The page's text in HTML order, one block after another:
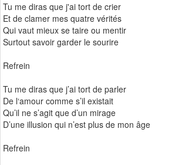
Tu me diras que j'ai tort de crier
Et de clamer mes quatre vérités
Qui vaut mieux se taire ou mentir
Surtout savoir garder le sourire
Refrein
Tu me diras que j’ai tort de parler
De l‘amour comme s’il existait
Qu’il ne s’agit que d’un mirage
D’une illusion qui n’est plus de mon âge
Refrein